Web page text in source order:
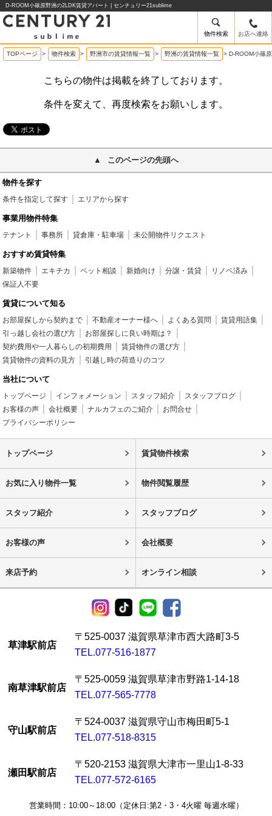
D-ROOM小篠原野洲の2LDK賃貸アパート | センチュリー21sublime
物件検索 お店へ連絡
TOPページ > 物件検索 > 野洲市の賃貸情報一覧 > 野洲の賃貸情報一覧 > D-ROOM小篠
こちらの物件は掲載を終了しております。
条件を変えて、再度検索をお願いします。
このページの先頭へ
物件を探す
条件を指定して探す エリアから探す
事業用物件特集
テナント 事務所 貸倉庫・駐車場 未公開物件リクエスト
おすすめ賃貸特集
新築物件 エキチカ ペット相談 新婚向け 分譲・賃貸
リノベ済み
保証人不要
賃貸について知る
お部屋探しから契約まで 不動産オーナー様へ よくある質問
賃貸用語集
引っ越し会社の選び方
お部屋探しに良い時期は？
契約費用や一人暮らしの初期費用
賃貸物件の選び方
賃貸物件の資料の見方
引越し時の荷造りのコツ
当社について
トップページ インフォメーション スタッフ紹介
スタッフブログ
お客様の声
会社概要 ナルカフェのご紹介
お問合せ
プライバシーポリシー
トップページ 賃貸物件検索
お気に入り物件一覧 物件閲覧履歴
スタッフ紹介 スタッフブログ
お客様の声 会社概要
来店予約 オンライン相談
草津駅前店
〒525-0037 滋賀県草津市西大路町3-5
TEL.077-516-1877
南草津駅前店
〒525-0059 滋賀県草津市野路1-14-18
TEL.077-565-7778
守山駅前店
〒524-0037 滋賀県守山市梅田町5-1
TEL.077-518-8315
瀬田駅前店
〒520-2153 滋賀県大津市一里山1-8-33
TEL.077-572-6165
営業時間：10:00～18:00（定休日:第2・3・4火曜 毎週水曜）